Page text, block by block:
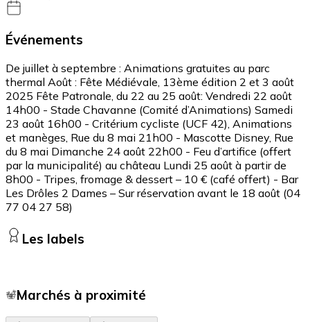
Événements
De juillet à septembre : Animations gratuites au parc
thermal Août : Fête Médiévale, 13ème édition 2 et 3 août
2025 Fête Patronale, du 22 au 25 août: Vendredi 22 août
14h00 - Stade Chavanne (Comité d’Animations) Samedi
23 août 16h00 - Critérium cycliste (UCF 42), Animations
et manèges, Rue du 8 mai 21h00 - Mascotte Disney, Rue
du 8 mai Dimanche 24 août 22h00 - Feu d’artifice (offert
par la municipalité) au château Lundi 25 août à partir de
8h00 - Tripes, fromage & dessert – 10 € (café offert) - Bar
Les Drôles 2 Dames – Sur réservation avant le 18 août (04
77 04 27 58)
Les labels
Marchés à proximité